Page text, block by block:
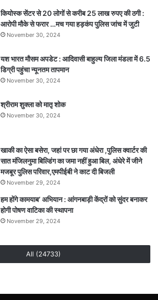
कियोस्क सेंटर से 20 लोगों से करीब 25 लाख रुपए की ठगी :
आरोपी मौके से फरार …मच गया हड़कंप पुलिस जांच में जुटी
November 30, 2024
यश भारत मौसम अपडेट : आदिवासी बाहुल्य जिला मंडला में 6.5
डिग्री पहुंचा न्यूनतम तापमान
November 30, 2024
श्रीराम शुक्ला को मातृ शोक
November 30, 2024
खाकी का ऐसा बसेरा, जहां पर छा गया अंधेरा ,पुलिस क्वार्टर की
सात मंजिलनुमा बिल्डिंग का जमा नहीं हुआ बिल, अंधेरे में जीने
मजबूर पुलिस परिवार,एमपीईबी ने काट दी बिजली
November 29, 2024
हम होंगे कामयाब’ अभियान : आंगनबाड़ी केंद्रों को सुंदर बनाकर
होगी पोषण वाटिका की स्थापना
November 29, 2024
All (24733)